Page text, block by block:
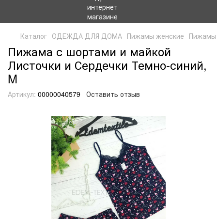
Каталог ОДЕЖДА ДЛЯ ДОМА Пижамы женские Пижамы
Пижама с шортами и майкой
Листочки и Сердечки Темно-синий,
M
Артикул: 00000040579 Оставить отзыв